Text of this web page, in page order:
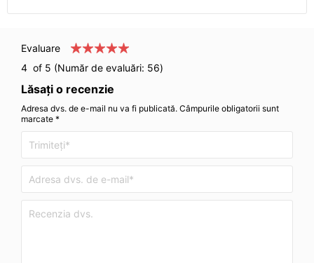
Evaluare
4 of 5 (Număr de evaluări: 56)
Lăsați o recenzie
Adresa dvs. de e-mail nu va fi publicată. Câmpurile obligatorii sunt
marcate *